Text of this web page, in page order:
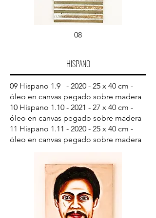
HISPANO
09 Hispano 1.9 - 2020 - 25 x 40 cm -
óleo en canvas pegado sobre madera
10 Hispano 1.10 - 2021 - 27 x 40 cm -
óleo en canvas pegado sobre madera
11 Hispano 1.11 - 2020 - 25 x 40 cm -
óleo en canvas pegado sobre madera
08